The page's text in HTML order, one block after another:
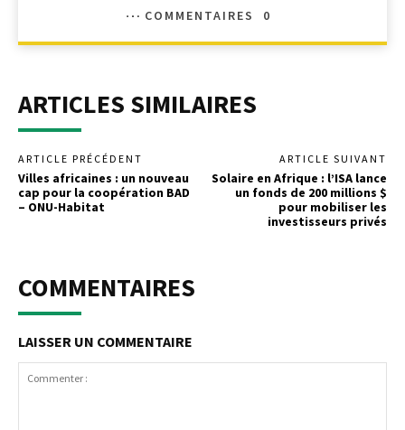
COMMENTAIRES
0
ARTICLES SIMILAIRES
ARTICLE PRÉCÉDENT
Villes africaines : un nouveau
cap pour la coopération BAD
– ONU-Habitat
ARTICLE SUIVANT
Solaire en Afrique : l’ISA lance
un fonds de 200 millions $
pour mobiliser les
investisseurs privés
COMMENTAIRES
LAISSER UN COMMENTAIRE